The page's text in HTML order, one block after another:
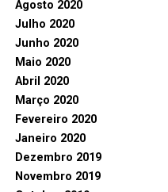
Agosto 2020
Julho 2020
Junho 2020
Maio 2020
Abril 2020
Março 2020
Fevereiro 2020
Janeiro 2020
Dezembro 2019
Novembro 2019